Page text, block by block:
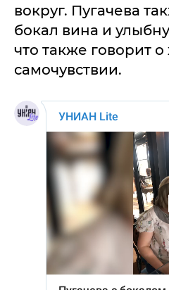
вокруг. Пугачева
бокал вина и
что также говорит
самочувствии.